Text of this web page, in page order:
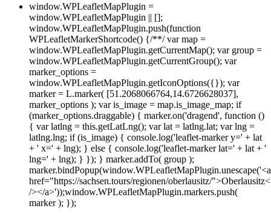
window.WPLeafletMapPlugin =
window.WPLeafletMapPlugin || [];
window.WPLeafletMapPlugin.push(function
WPLeafletMarkerShortcode() {/**/ var map =
window.WPLeafletMapPlugin.getCurrentMap(); var group =
window.WPLeafletMapPlugin.getCurrentGroup(); var
marker_options =
window.WPLeafletMapPlugin.getIconOptions({}); var
marker = L.marker( [51.2068066764,14.6726628037],
marker_options ); var is_image = map.is_image_map; if
(marker_options.draggable) { marker.on('dragend', function ()
{ var latlng = this.getLatLng(); var lat = latlng.lat; var lng =
latlng.lng; if (is_image) { console.log('leaflet-marker y=' + lat
+ ' x=' + lng); } else { console.log('leaflet-marker lat=' + lat + '
lng=' + lng); } }); } marker.addTo( group );
marker.bindPopup(window.WPLeafletMapPlugin.unescape('<a
href="https://sachsen.tours/regionen/oberlausitz/
/></a>'));window.WPLeafletMapPlugin.markers.push(
marker ); });